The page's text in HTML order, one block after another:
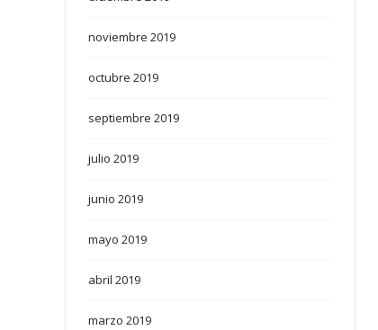
noviembre 2019
octubre 2019
septiembre 2019
julio 2019
junio 2019
mayo 2019
abril 2019
marzo 2019